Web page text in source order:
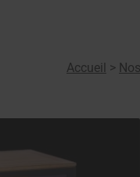
Accueil >